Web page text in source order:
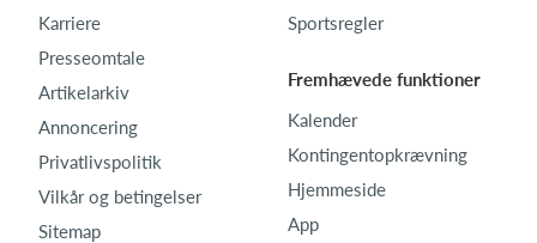
Karriere
Presseomtale
Artikelarkiv
Annoncering
Privatlivspolitik
Vilkår og betingelser
Sitemap
Sportsregler
Fremhævede funktioner
Kalender
Kontingentopkrævning
Hjemmeside
App